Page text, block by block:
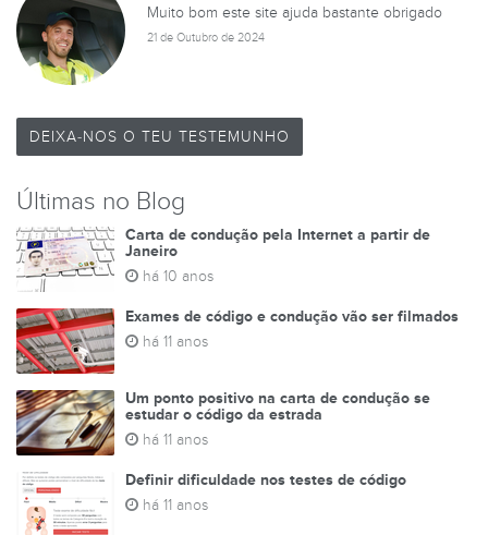
Muito bom este site ajuda bastante obrigado
21 de Outubro de 2024
DEIXA-NOS O TEU TESTEMUNHO
Últimas no Blog
Carta de condução pela Internet a partir de
Janeiro
há 10 anos
Exames de código e condução vão ser filmados
há 11 anos
Um ponto positivo na carta de condução se
estudar o código da estrada
há 11 anos
Definir dificuldade nos testes de código
há 11 anos